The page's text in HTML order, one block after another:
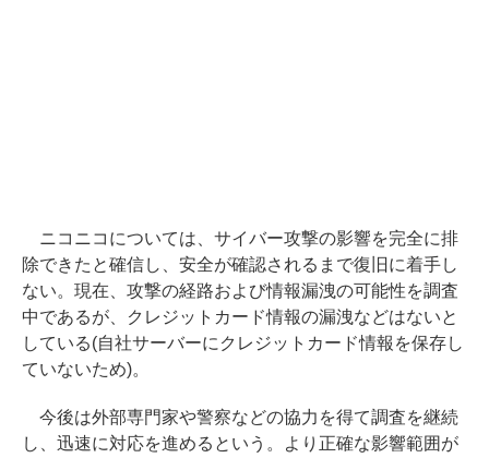
ニコニコについては、サイバー攻撃の影響を完全に排
除できたと確信し、安全が確認されるまで復旧に着手し
ない。現在、攻撃の経路および情報漏洩の可能性を調査
中であるが、クレジットカード情報の漏洩などはないと
している(自社サーバーにクレジットカード情報を保存し
ていないため)。
今後は外部専門家や警察などの協力を得て調査を継続
し、迅速に対応を進めるという。より正確な影響範囲が